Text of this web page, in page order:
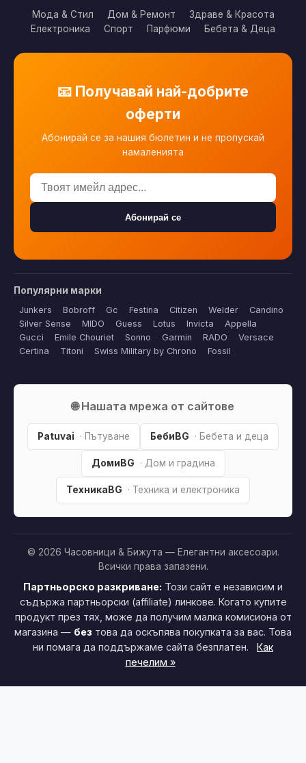
Мода & Стил Дом & Ремонт
Здраве & Красота
Електроника
Спорт Парфюми Бебета & Деца
📧 Получавай най-добрите
оферти
Абонирай се за нашия бюлетин и не пропускай
намаленията
Абонирай се
Популярни марки
Junkers Bobroff Gc Festina Citizen Welder
Candino
Silver Sense
MIDO Guess Lotus Invicta
Appella
Gucci
Emile Chouriet Sonno Garmin RADO
Versace
Certina
Titoni Swiss Military by Chrono Fossil
🌐 Нашата мрежа от сайтове
Patuvai · Пътуване БебиBG · Бебета и деца
ДомиBG · Дом и градина
ТехникаBG · Техника и електроника
© 2026 Часовници & Бижута — Елегантни аксесоари.
Всички права запазени.
Партньорско разкриване: Този сайт е независим и
съдържа партньорски (affiliate) линкове. Когато купите
продукт през тях, може да получим малка комисиона от
магазина — без това да оскъпява покупката за вас. Това
ни помага да поддържаме сайта безплатен.
Как
печелим »